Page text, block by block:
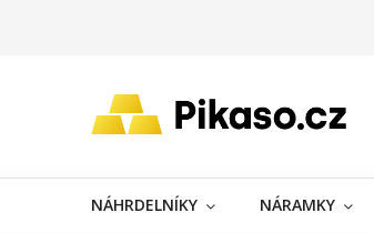
NÁHRDELNÍKY NÁRAMKY